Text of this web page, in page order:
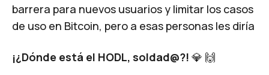
barrera para nuevos usuarios y limitar los casos
de uso en Bitcoin, pero a esas personas les diría
¡¿Dónde está el HODL, soldad@?! 💎 🙌